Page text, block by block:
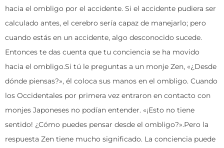
hacia el ombligo por el accidente. Si el accidente pudiera ser
calculado antes, el cerebro sería capaz de manejarlo; pero
cuando estás en un accidente, algo desconocido sucede.
Entonces te das cuenta que tu conciencia se ha movido
hacia el ombligo.Si tú le preguntas a un monje Zen, «¿Desde
dónde piensas?», él coloca sus manos en el ombligo. Cuando
los Occidentales por primera vez entraron en contacto con
monjes Japoneses no podían entender. «¡Esto no tiene
sentido! ¿Cómo puedes pensar desde el ombligo?».Pero la
respuesta Zen tiene mucho significado. La conciencia puede